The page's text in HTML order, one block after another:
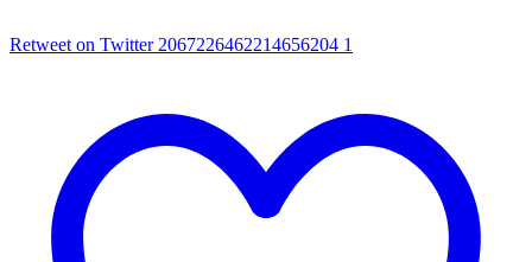
Retweet on Twitter 2067226462214656204 1